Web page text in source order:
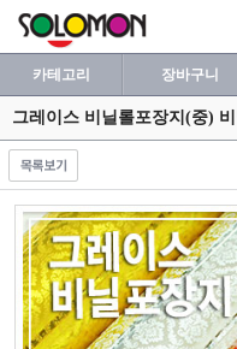
카테고리 장바구니
그레이스 비닐롤포장지(중) 비